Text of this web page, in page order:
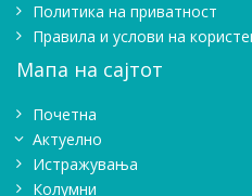
Политика на приватност
Правила и услови на
Мапа на сајтот
Почетна
Актуелно
Истражувањa
Колумни